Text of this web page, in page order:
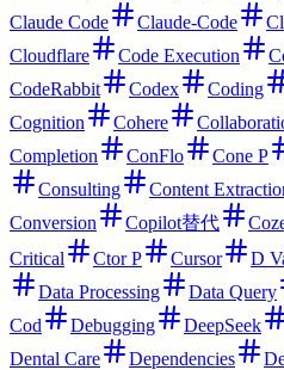
Claude Code
Claude-Code
Cloudflare
Code Execution
CodeRabbit
Codex Coding
Cognition
Cohere
Completion
ConFlo Cone P
Consulting
Content
Conversion
Copilot替代
Critical
Ctor P Cursor D
Data Processing
Data Query
Cod
Debugging DeepSeek
Dental Care
Dependencies